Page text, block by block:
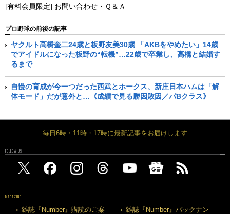
[有料会員限定] お問い合わせ・Ｑ＆Ａ
プロ野球の前後の記事
ヤクルト高橋奎二24歳と板野友美30歳 「AKBをやめたい」14歳
でアイドルになった板野の“転機”…22歳で卒業し、高橋と結婚す
るまで
自慢の育成が今一つだった西武とホークス、新庄日本ハムは「解
体モード」だが意外と…《成績で見る勝因敗因／パBクラス》
毎日6時・11時・17時に最新記事をお届けします
FOLLOW US
MAGAZINE
雑誌『Number』購読のご案
雑誌『Number』バックナン